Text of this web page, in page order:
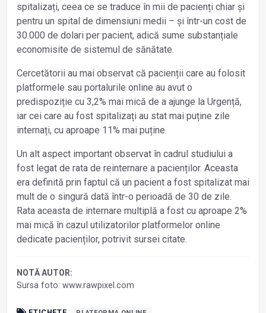
spitalizați, ceea ce se traduce în mii de pacienți chiar și
pentru un spital de dimensiuni medii – și într-un cost de
30.000 de dolari per pacient, adică sume substanțiale
economisite de sistemul de sănătate.
Cercetătorii au mai observat că pacienții care au folosit
platformele sau portalurile online au avut o
predispoziție cu 3,2% mai mică de a ajunge la Urgență,
iar cei care au fost spitalizați au stat mai puține zile
internați, cu aproape 11% mai puține.
Un alt aspect important observat în cadrul studiului a
fost legat de rata de reinternare a pacienților. Aceasta
era definită prin faptul că un pacient a fost spitalizat mai
mult de o singură dată într-o perioadă de 30 de zile.
Rata aceasta de internare multiplă a fost cu aproape 2%
mai mică în cazul utilizatorilor platformelor online
dedicate pacienților, potrivit sursei citate.
NOTĂ AUTOR:
Sursa foto: www.rawpixel.com